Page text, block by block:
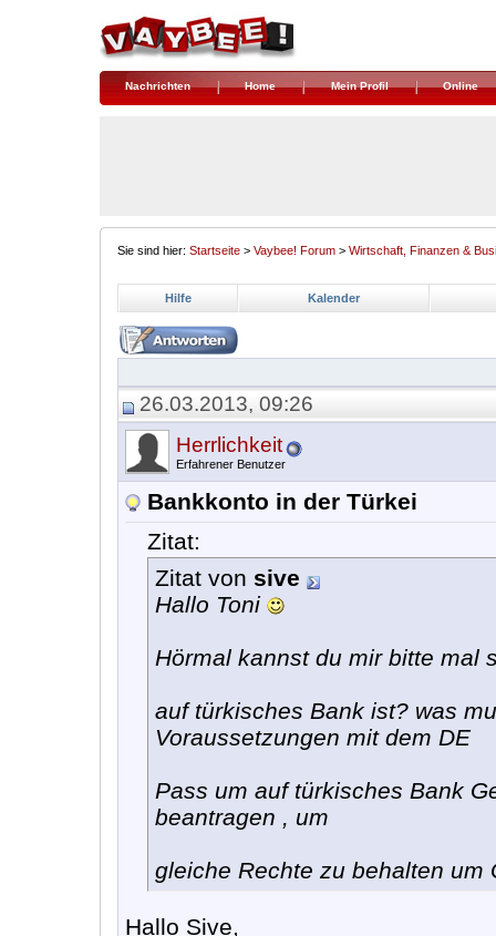
Nachrichten Home Mein Profil Online
Sie sind hier: Startseite > Vaybee! Forum > Wirtschaft, Finanzen &
Hilfe Kalender
26.03.2013, 09:26
Herrlichkeit
Erfahrener Benutzer
Bankkonto in der Türkei
Zitat:
Zitat von sive
Hallo Toni
Hörmal kannst du mir bitte mal
auf türkisches Bank ist? was
Voraussetzungen mit dem DE
Pass um auf türkisches Bank
beantragen , um
gleiche Rechte zu behalten um
Hallo Sive,